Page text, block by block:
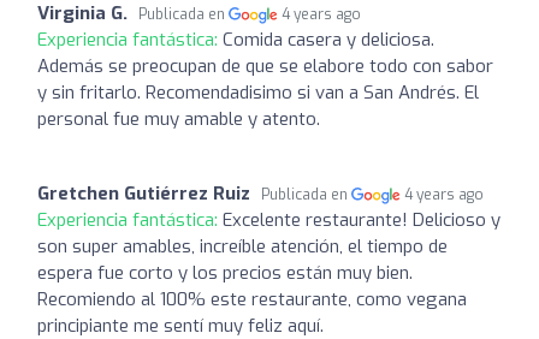
Virginia G. Publicada en 4 years ago
Experiencia fantástica: Comida casera y deliciosa.
Además se preocupan de que se elabore todo con sabor
y sin fritarlo. Recomendadisimo si van a San Andrés. El
personal fue muy amable y atento.
Gretchen Gutiérrez Ruiz Publicada en 4 years ago
Experiencia fantástica: Excelente restaurante! Delicioso y
son super amables, increíble atención, el tiempo de
espera fue corto y los precios están muy bien.
Recomiendo al 100% este restaurante, como vegana
principiante me sentí muy feliz aquí.